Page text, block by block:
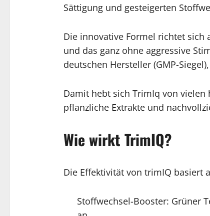
Sättigung und gesteigerten
Die innovative Formel richtet sich
und das ganz ohne aggressive
deutschen Hersteller (GMP-
Damit hebt sich TrimIq von
pflanzliche Extrakte und
Wie wirkt TrimIQ?
Die Effektivität von trimIQ basiert
Stoffwechsel-Booster: Grüner